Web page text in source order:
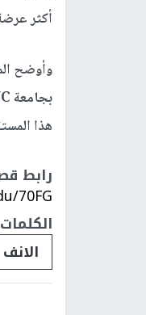
أكثر عرضة للإصابة
هذا
رابط
70FG/
الانف